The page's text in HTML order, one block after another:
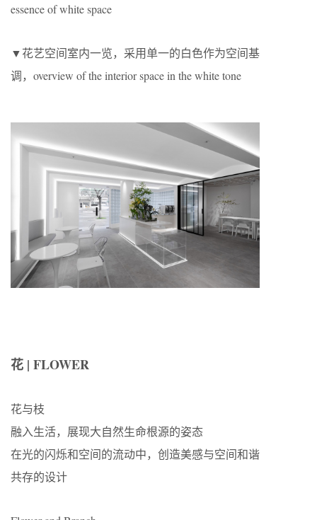
essence of white space
▼花艺空间室内一览，采用单一的白色作为空间基
调，overview of the interior space in the white tone
花 | FLOWER
花与枝
融入生活，展现大自然生命根源的姿态
在光的闪烁和空间的流动中，创造美感与空间和谐
共存的设计